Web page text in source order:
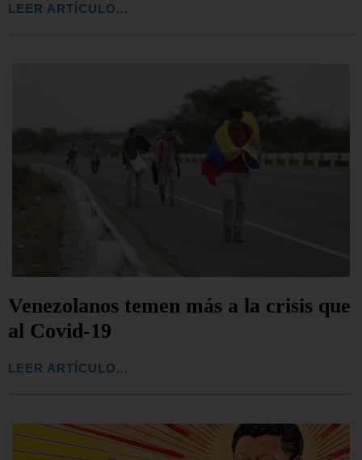
LEER ARTÍCULO...
Venezolanos temen más a la crisis que
al Covid-19
LEER ARTÍCULO...